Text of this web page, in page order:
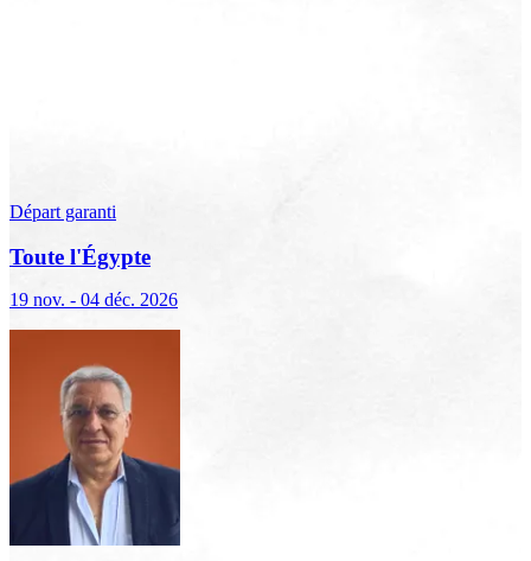
Départ garanti
Toute l'Égypte
19 nov. - 04 déc. 2026